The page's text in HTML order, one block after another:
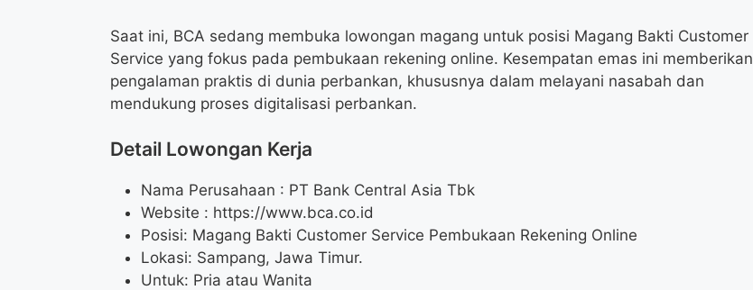
Saat ini, BCA sedang membuka lowongan magang untuk posisi Magang Bakti Customer
Service yang fokus pada pembukaan rekening online. Kesempatan emas ini memberikan
pengalaman praktis di dunia perbankan, khususnya dalam melayani nasabah dan
mendukung proses digitalisasi perbankan.
Detail Lowongan Kerja
Nama Perusahaan : PT Bank Central Asia Tbk
Website : https://www.bca.co.id
Posisi: Magang Bakti Customer Service Pembukaan Rekening Online
Lokasi: Sampang, Jawa Timur.
Untuk: Pria atau Wanita